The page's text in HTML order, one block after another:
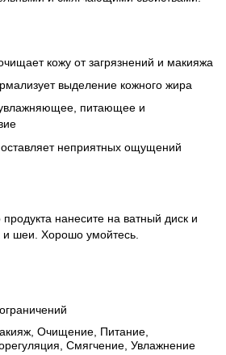
кожу от загрязнений и макияжа
выделение кожного жира
питающее и
неприятных ощущений
нанесите на ватный диск и
и шеи. Хорошо умойтесь.
Очищение, Питание,
Смягчение, Увлажнение